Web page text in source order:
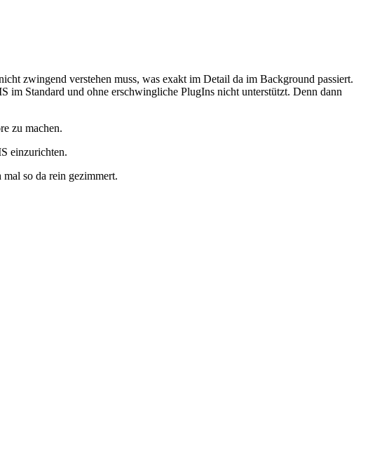
zwingend verstehen muss, was exakt im Detail da im Background passiert.
im Standard und ohne erschwingliche PlugIns nicht unterstützt. Denn dann
zu machen.
einzurichten.
so da rein gezimmert.